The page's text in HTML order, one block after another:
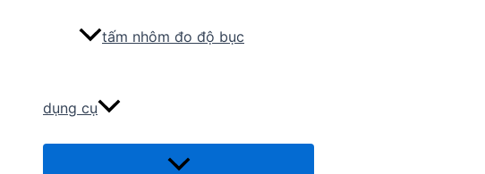
tấm nhôm đo độ bục
dụng cụ
Menu